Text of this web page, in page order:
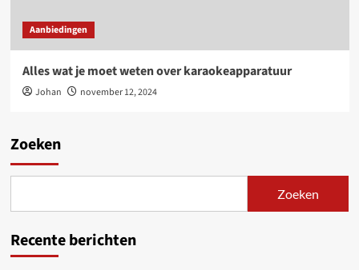
Aanbiedingen
Alles wat je moet weten over karaokeapparatuur
Johan november 12, 2024
Zoeken
Zoeken
Recente berichten